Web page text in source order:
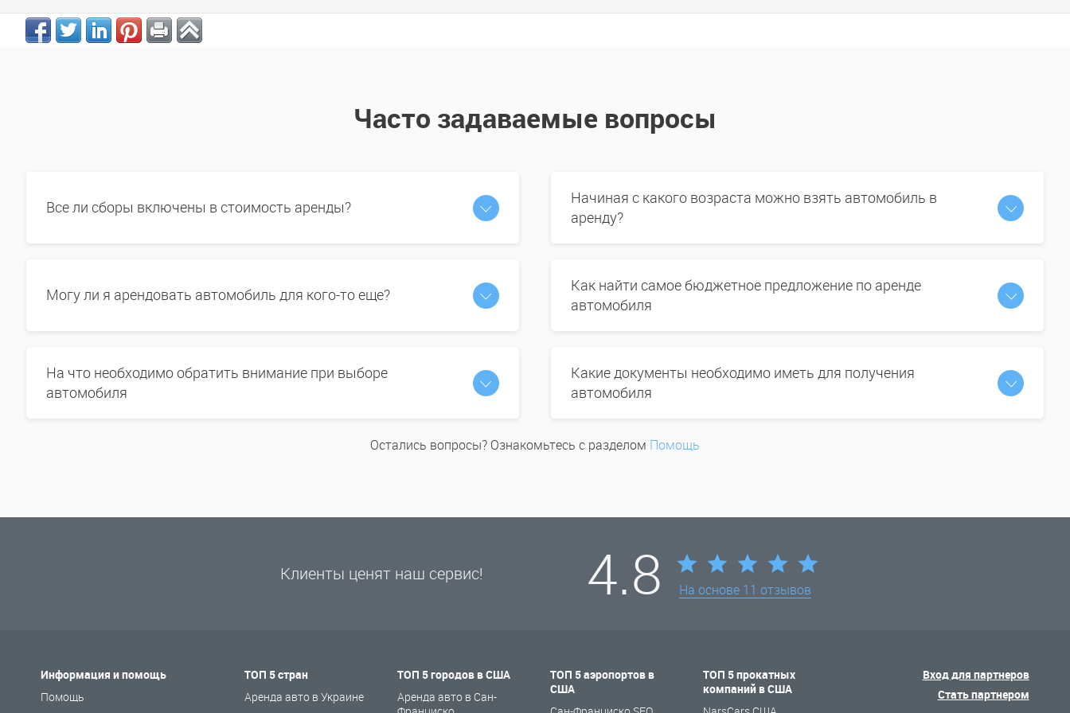
Часто задаваемые вопросы
Все ли сборы включены в стоимость аренды?
Начиная с какого возраста можно взять автомобиль в
аренду?
Могу ли я арендовать автомобиль для кого-то еще?
Как найти самое бюджетное предложение по аренде
автомобиля
На что необходимо обратить внимание при выборе
автомобиля
Какие документы необходимо иметь для получения
автомобиля
Остались вопросы? Ознакомьтесь с разделом Помощь
Клиенты ценят наш сервис! 4.8 На основе 11 отзывов
Информация и помощь
Помощь
ТОП 5 стран
Аренда авто в Украине
ТОП 5 городов в США
Аренда авто в Сан-
ТОП 5 аэропортов в
США
ТОП 5 прокатных
компаний в США
Вход для партнеров
Стать партнером